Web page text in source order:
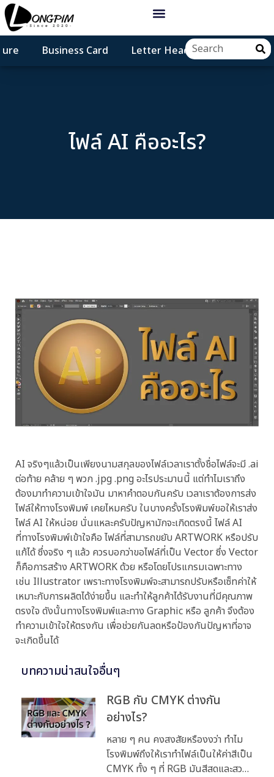
Business Card Letter Head Poster
ไฟล์ AI คืออะไร?
AI จริงๆแล้วเป็นเพียงนามสกุลของไฟล์เวลาเราตั้งชื่อไฟล์จะมี .ai
ต่อท้าย คล้าย ๆ พวก .jpg .png อะไรประมานนี้ แต่ทำไมเราถึง
ต้องมาทำความเข้าใจมัน มาหาคำตอบกันครับ เวลาเราต้องการส่ง
ไฟล์ให้ทางโรงพิมพ์ เคยไหมครับ ในบางครั้งโรงพิมพ์ขอให้เราส่ง
ไฟล์ AI ให้หน่อย นั่นแหละครับปัญหามักจะเกิดตรงนี้ ไฟล์ AI
ที่ทางโรงพิมพ์เข้าใจคือ ไฟล์ที่สามารถขยับ ARTWORK หรือปรับ
แก้ได้ ซึ่งจริง ๆ แล้ว ควรบอกว่าขอไฟล์ที่เป็น Vector ซึ่ง Vector
ก็คือการสร้าง ARTWORK ด้วย หรือโดยโปรแกรมเฉพาะทาง
เช่น Illustrator เพราะทางโรงพิมพ์จะสามารถปรับหรือเซ็ทค่าให้
เหมาะกับการผลิตได้ง่ายขึ้น และทำให้ลูกค้าได้รับงานที่มีคุณภาพ
ตรงใจ ดังนั้นทางโรงพิมพ์และทาง Graphic หรือ ลูกค้า จึงต้อง
ทำความเข้าใจให้ตรงกัน เพื่อช่วยกันลดหรือป้องกันปัญหาที่อาจ
จะเกิดขึ้นได้
บทความน่าสนใจอื่นๆ
RGB กับ CMYK ต่างกัน
อย่างไร?
หลาย ๆ คน คงสงสัยหรืองงว่า ทำไม
โรงพิมพ์ถึงให้เราทำไฟล์เป็นให้ค่าสีเป็น
CMYK ทั้ง ๆ ที่ RGB มันสีสดและสวย